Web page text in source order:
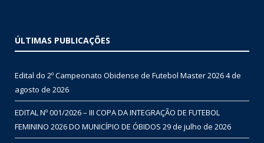
ÚLTIMAS PUBLICAÇÕES
Edital do 2º Campeonato Obidense de Futebol Master 20264 de
agosto de 2026
EDITAL Nº 001/2026 – III COPA DA INTEGRAÇÃO DE FUTEBOL
FEMININO 2026 DO MUNICÍPIO DE ÓBIDOS 29 de julho de 2026